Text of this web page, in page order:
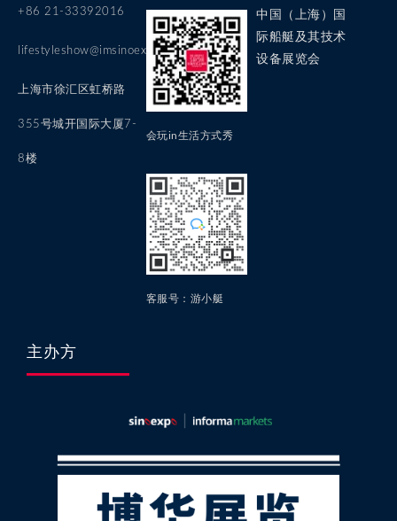
+86 21-33392016
lifestyleshow@imsinoexpo.com
上海市徐汇区虹桥路
355号城开国际大厦7-
8楼
会玩in生活方式秀
客服号：游小艇
中国（上海）国
际船艇及其技术
设备展览会
主办方